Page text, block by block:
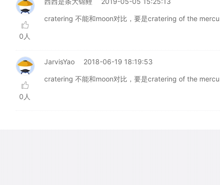
0人
cratering 不能和moon对比，要是cratering of the
0人
JarvisYao 2018-06-19 18:19:53
cratering 不能和moon对比，要是cratering of the